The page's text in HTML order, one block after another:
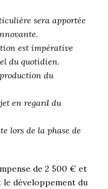
sera apportée
est impérative
du quotidien.
du
en regard du
lors de la phase de
de 2 500 € et
le développement du